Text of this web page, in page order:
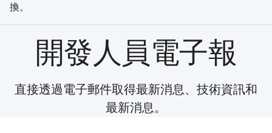
換。
開發人員電子報
直接透過電子郵件取得最新消息、技術資訊和
最新消息。